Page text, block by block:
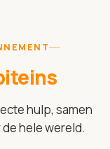
hulp, samen
hele wereld.